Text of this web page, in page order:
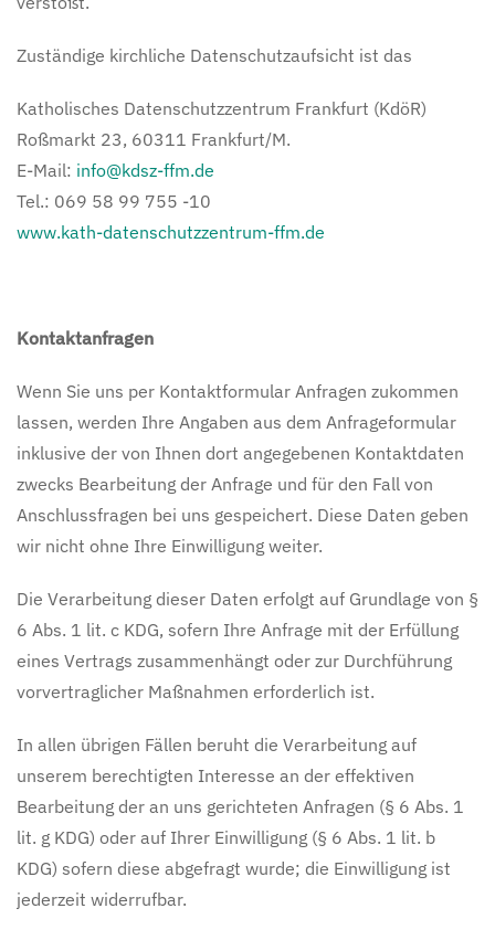
Zuständige kirchliche Datenschutzaufsicht ist das
Katholisches Datenschutzzentrum Frankfurt (KdöR)
Roßmarkt 23, 60311 Frankfurt/M.
E-Mail: info@kdsz-ffm.de
Tel.: 069 58 99 755 -10
www.kath-datenschutzzentrum-ffm.de
Kontaktanfragen
Wenn Sie uns per Kontaktformular Anfragen zukommen
lassen, werden Ihre Angaben aus dem Anfrageformular
inklusive der von Ihnen dort angegebenen Kontaktdaten
zwecks Bearbeitung der Anfrage und für den Fall von
Anschlussfragen bei uns gespeichert. Diese Daten geben
wir nicht ohne Ihre Einwilligung weiter.
Die Verarbeitung dieser Daten erfolgt auf Grundlage von §
6 Abs. 1 lit. c KDG, sofern Ihre Anfrage mit der Erfüllung
eines Vertrags zusammenhängt oder zur Durchführung
vorvertraglicher Maßnahmen erforderlich ist.
In allen übrigen Fällen beruht die Verarbeitung auf
unserem berechtigten Interesse an der effektiven
Bearbeitung der an uns gerichteten Anfragen (§ 6 Abs. 1
lit. g KDG) oder auf Ihrer Einwilligung (§ 6 Abs. 1 lit. b
KDG) sofern diese abgefragt wurde; die Einwilligung ist
jederzeit widerrufbar.